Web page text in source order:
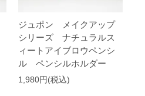
ジュポン メイクアップ
シリーズ ナチュラルス
ィートアイブロウペンシ
ル ペンシルホルダー
1,980円(税込)